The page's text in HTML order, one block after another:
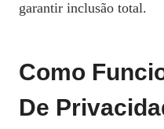
garantir inclusão total.
Como
De